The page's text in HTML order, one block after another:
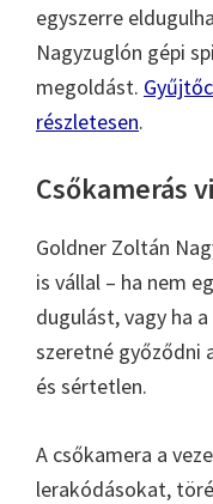
egyszerre
Nagyzuglón gépi
megoldást.
részletesen.
Csőkamerás
Goldner Zoltán
is vállal – ha nem
dugulást, vagy ha
szeretné győződni
és sértetlen.
A csőkamera a
lerakódásokat,